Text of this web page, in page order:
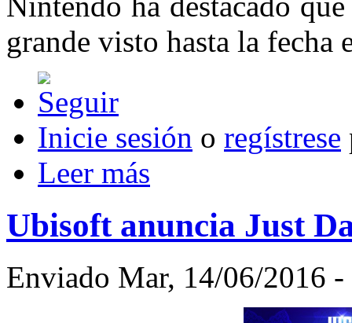
grande visto hasta la fecha
Inicie sesión o regístrese
Leer más
Ubisoft anuncia Just
Enviado Mar, 14/06/2016